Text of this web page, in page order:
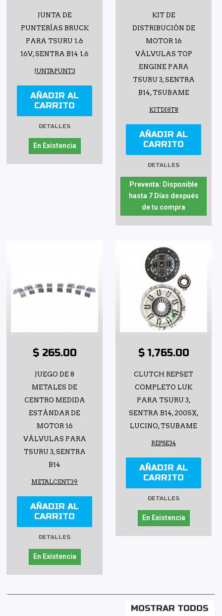
JUNTA DE
PUNTERÍAS BRUCK
PARA TSURU 1.6
16V, SENTRA B14 1.6
JUNTAPUNT3
AÑADIR AL
CARRITO
DETALLES
En Existencia
KIT DE
DISTRIBUCIÓN DE
MOTOR 16
VÁLVULAS TOP
ENGINE PARA
TSURU 3, SENTRA
B14, TSUBAME
KITDIST8
AÑADIR AL
CARRITO
DETALLES
Preventa: Disponible
hasta 7 Días después
de tu compra
$ 265.00
JUEGO DE 8
METALES DE
CENTRO MEDIDA
ESTÁNDAR DE
MOTOR 16
VÁLVULAS PARA
TSURU 3, SENTRA
B14
METALCENT39
AÑADIR AL
CARRITO
DETALLES
En Existencia
$ 1,765.00
CLUTCH REPSET
COMPLETO LUK
PARA TSURU 3,
SENTRA B14, 200SX,
LUCINO, TSUBAME
REPSE34
AÑADIR AL
CARRITO
DETALLES
En Existencia
MOSTRAR TODOS